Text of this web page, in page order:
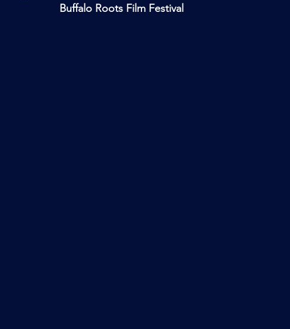
Buffalo Roots Film Festival